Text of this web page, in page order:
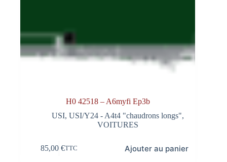
H0 42518 – A6myfi Ep3b
USI,USI/Y24 - A4t4 "chaudrons longs",
VOITURES
85,00 €TTC Ajouter au panier